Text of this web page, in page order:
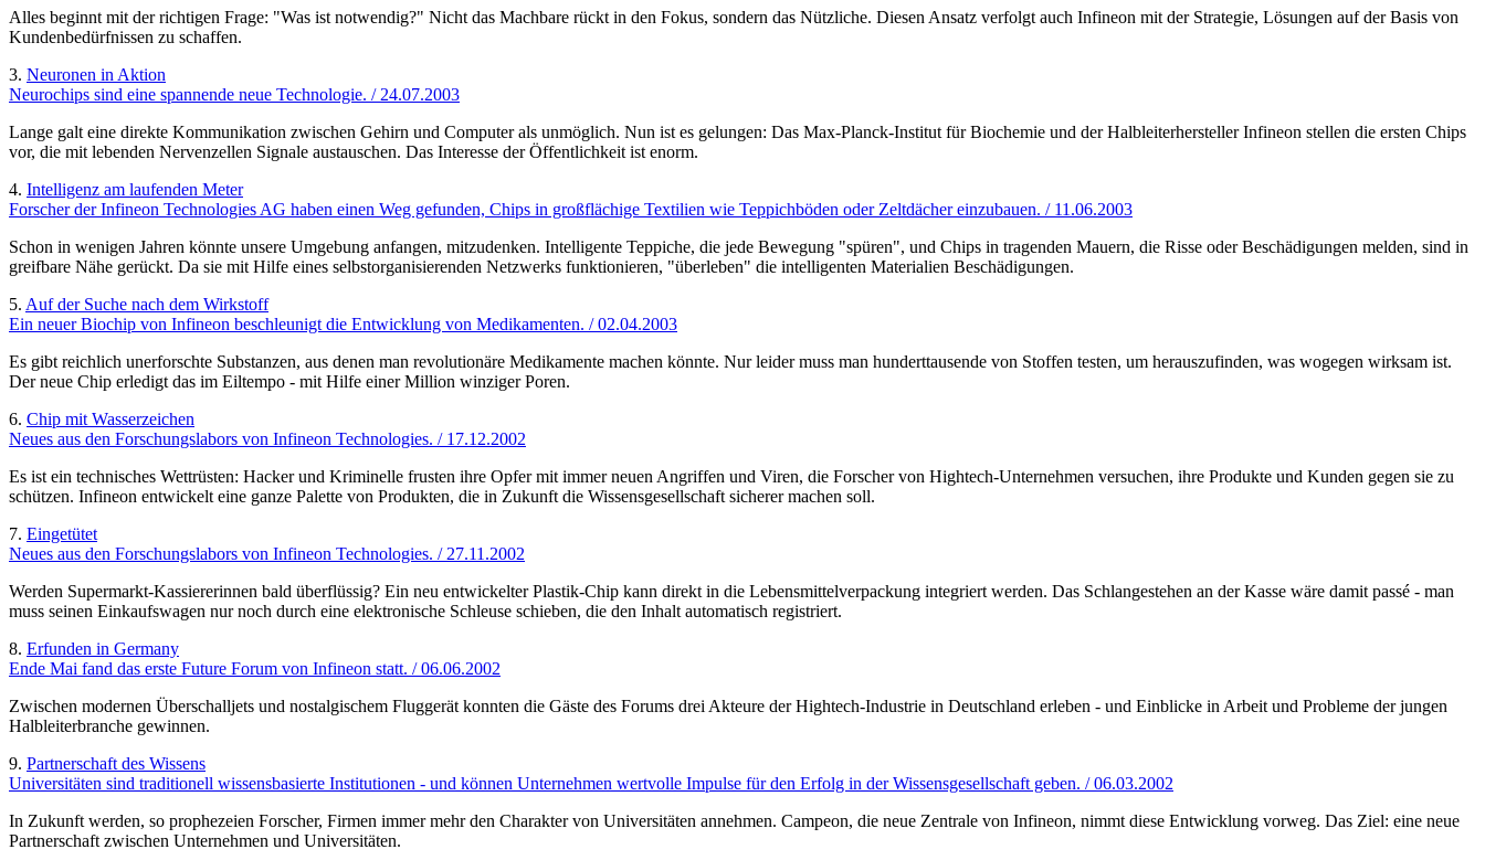
Alles beginnt mit der richtigen Frage: "Was ist notwendig?" Nicht das Machbare rückt in den Fokus, sondern das Nützliche. Diesen Ansatz verfolgt auch Infineon mit der Strategie, Lösungen auf der Basis von
Kundenbedürfnissen zu schaffen.
3. Neuronen in Aktion
Neurochips sind eine spannende neue Technologie. / 24.07.2003
Lange galt eine direkte Kommunikation zwischen Gehirn und Computer als unmöglich. Nun ist es gelungen: Das Max-Planck-Institut für Biochemie und der Halbleiterhersteller Infineon stellen die ersten Chips
vor, die mit lebenden Nervenzellen Signale austauschen. Das Interesse der Öffentlichkeit ist enorm.
4. Intelligenz am laufenden Meter
Forscher der Infineon Technologies AG haben einen Weg gefunden, Chips in großflächige Textilien wie Teppichböden oder Zeltdächer einzubauen. / 11.06.2003
Schon in wenigen Jahren könnte unsere Umgebung anfangen, mitzudenken. Intelligente Teppiche, die jede Bewegung "spüren", und Chips in tragenden Mauern, die Risse oder Beschädigungen melden, sind in
greifbare Nähe gerückt. Da sie mit Hilfe eines selbstorganisierenden Netzwerks funktionieren, "überleben" die intelligenten Materialien Beschädigungen.
5. Auf der Suche nach dem Wirkstoff
Ein neuer Biochip von Infineon beschleunigt die Entwicklung von Medikamenten. / 02.04.2003
Es gibt reichlich unerforschte Substanzen, aus denen man revolutionäre Medikamente machen könnte. Nur leider muss man hunderttausende von Stoffen testen, um herauszufinden, was wogegen wirksam ist.
Der neue Chip erledigt das im Eiltempo - mit Hilfe einer Million winziger Poren.
6. Chip mit Wasserzeichen
Neues aus den Forschungslabors von Infineon Technologies. / 17.12.2002
Es ist ein technisches Wettrüsten: Hacker und Kriminelle frusten ihre Opfer mit immer neuen Angriffen und Viren, die Forscher von Hightech-Unternehmen versuchen, ihre Produkte und Kunden gegen sie zu
schützen. Infineon entwickelt eine ganze Palette von Produkten, die in Zukunft die Wissensgesellschaft sicherer machen soll.
7. Eingetütet
Neues aus den Forschungslabors von Infineon Technologies. / 27.11.2002
Werden Supermarkt-Kassiererinnen bald überflüssig? Ein neu entwickelter Plastik-Chip kann direkt in die Lebensmittelverpackung integriert werden. Das Schlangestehen an der Kasse wäre damit passé - man
muss seinen Einkaufswagen nur noch durch eine elektronische Schleuse schieben, die den Inhalt automatisch registriert.
8. Erfunden in Germany
Ende Mai fand das erste Future Forum von Infineon statt. / 06.06.2002
Zwischen modernen Überschalljets und nostalgischem Fluggerät konnten die Gäste des Forums drei Akteure der Hightech-Industrie in Deutschland erleben - und Einblicke in Arbeit und Probleme der jungen
Halbleiterbranche gewinnen.
9. Partnerschaft des Wissens
Universitäten sind traditionell wissensbasierte Institutionen - und können Unternehmen wertvolle Impulse für den Erfolg in der Wissensgesellschaft geben. / 06.03.2002
In Zukunft werden, so prophezeien Forscher, Firmen immer mehr den Charakter von Universitäten annehmen. Campeon, die neue Zentrale von Infineon, nimmt diese Entwicklung vorweg. Das Ziel: eine neue
Partnerschaft zwischen Unternehmen und Universitäten.